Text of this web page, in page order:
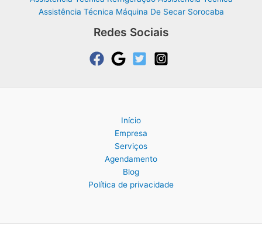
Assistência Técnica Máquina De Secar Sorocaba
Redes Sociais
Início
Empresa
Serviços
Agendamento
Blog
Política de privacidade